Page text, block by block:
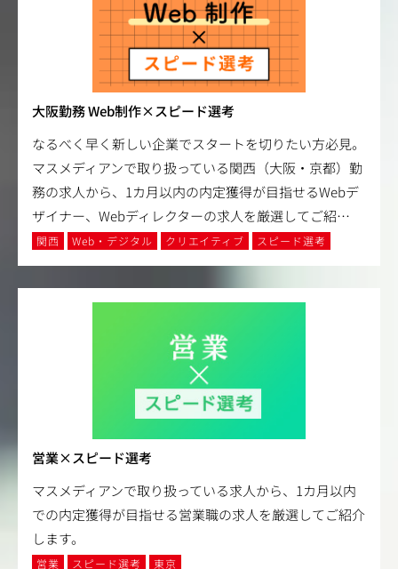
大阪勤務 Web制作×スピード選考
なるべく早く新しい企業でスタートを切りたい方必見。
マスメディアンで取り扱っている関西（大阪・京都）勤
務の求人から、1カ月以内の内定獲得が目指せるWebデ
ザイナー、Webディレクターの求人を厳選してご紹…
関西 Web・デジタル クリエイティブ スピード選考
営業×スピード選考
マスメディアンで取り扱っている求人から、1カ月以内
での内定獲得が目指せる営業職の求人を厳選してご紹介
します。
営業 スピード選考 東京